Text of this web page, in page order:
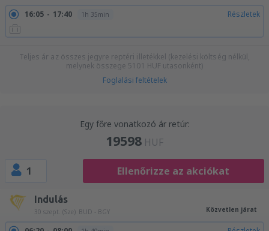
16:05 17:40 1h 35min Részletek
Teljes ár az összes jegyre reptéri illetékkel (kezelési költség nélkül,
melynek összege 5101 HUF utasonként)
Foglalási feltételek
Egy főre vonatkozó ár retúr:
19598 HUF
1 Ellenőrizze az akciókat
Indulás
30 szept. (Sze) BUD - BGY Közvetlen járat